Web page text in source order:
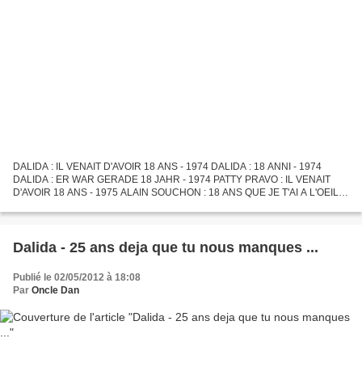
DALIDA : IL VENAIT D'AVOIR 18 ANS - 1974 DALIDA : 18 ANNI - 1974
DALIDA : ER WAR GERADE 18 JAHR - 1974 PATTY PRAVO : IL VENAIT
D'AVOIR 18 ANS - 1975 ALAIN SOUCHON : 18 ANS QUE JE T'AI A L'OEIL -
Dalida - 25 ans deja que tu nous manques ...
Publié le 02/05/2012 à 18:08
Par Oncle Dan